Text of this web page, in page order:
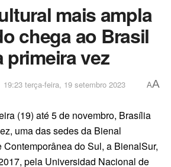
mais ampla
chega ao Brasil
primeira vez
19:23 terça-feira, 19 setembro 2023 AA
(19) até 5 de novembro, Brasília
uma das sedes da Bienal
Contemporânea do Sul, a BienalSur,
pela Universidad Nacional de